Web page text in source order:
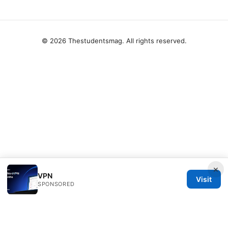
×
VPN
SPONSORED
Visit
© 2026 Thestudentsmag. All rights reserved.